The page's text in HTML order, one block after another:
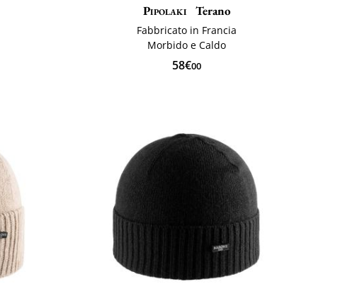
Pipolaki Terano
Fabbricato in Francia
Morbido e Caldo
58€00